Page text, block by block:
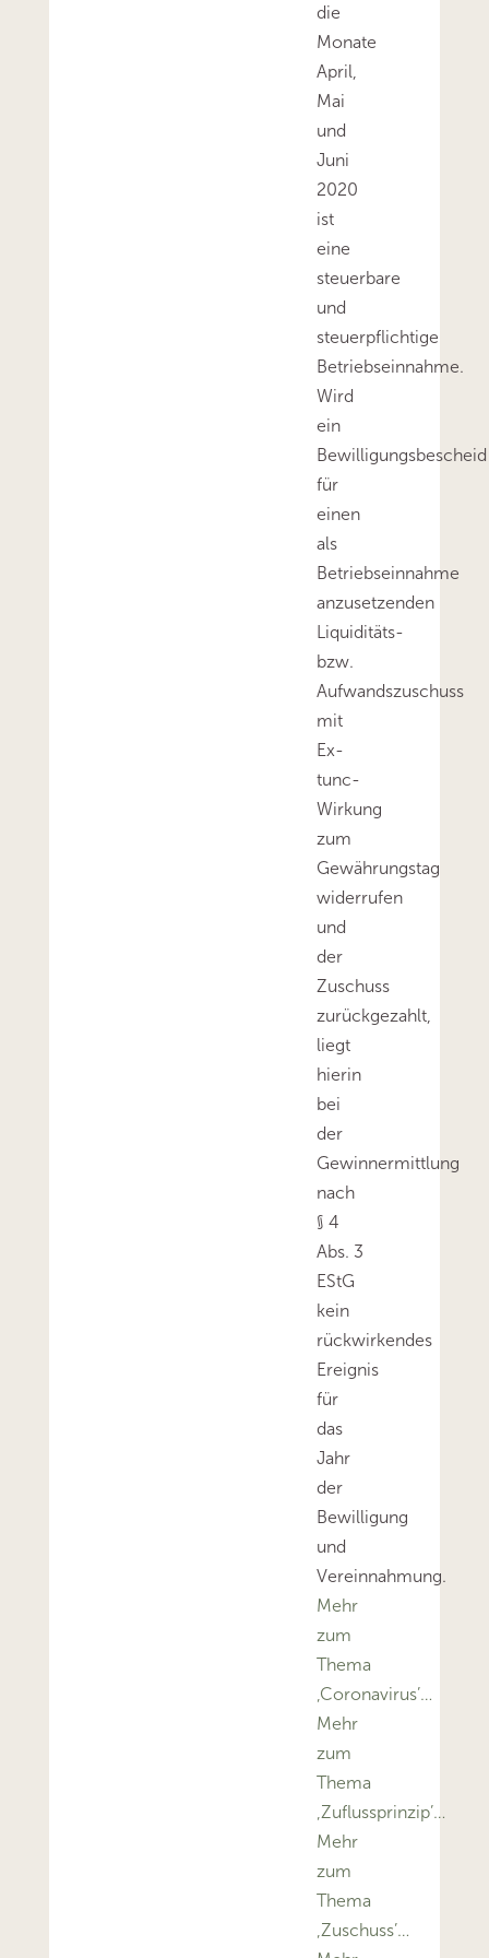
die
Monate
April,
Mai
und
Juni
2020
ist
eine
steuerbare
und
steuerpflichtige
Betriebseinnahme.
Wird
ein
Bewilligungsbescheid
für
einen
als
Betriebseinnahme
anzusetzenden
Liquiditäts-
bzw.
Aufwandszuschuss
mit
Ex-
tunc-
Wirkung
zum
Gewährungstag
widerrufen
und
der
Zuschuss
zurückgezahlt,
liegt
hierin
bei
der
Gewinnermittlung
nach
§ 4
Abs. 3
EStG
kein
rückwirkendes
Ereignis
für
das
Jahr
der
Bewilligung
und
Vereinnahmung.
Mehr
zum
Thema
‚Coronavirus’…
Mehr
zum
Thema
‚Zuflussprinzip’…
Mehr
zum
Thema
‚Zuschuss’…